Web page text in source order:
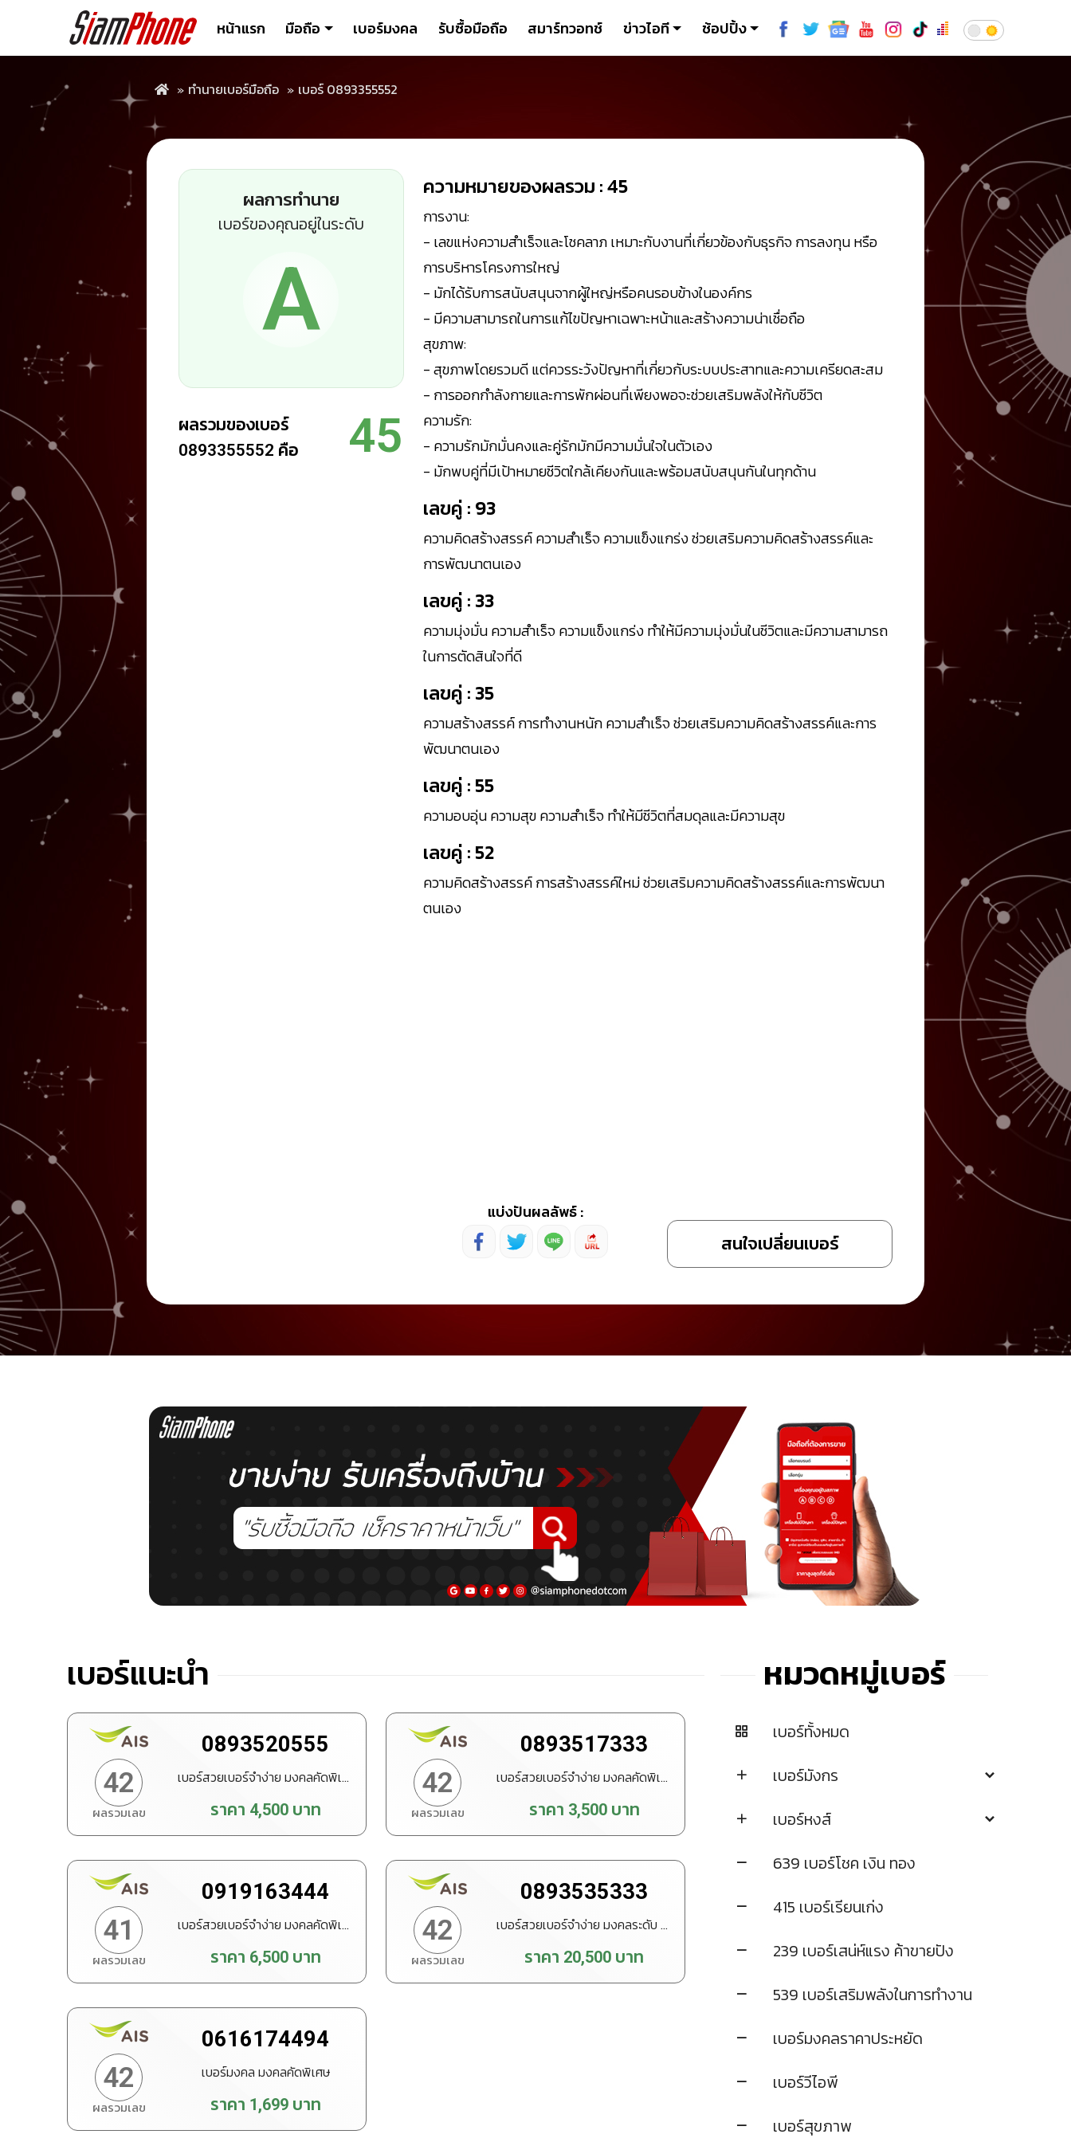
หน้าแรก มือถือ เบอร์มงคล รับซื้อมือถือ สมาร์ทวอทช์ ข่าวไอที ช้อปปิ้ง
ทำนายเบอร์มือถือ เบอร์ 0893355552
ผลการทำนาย
เบอร์ของคุณอยู่ในระดับ
A
ผลรวมของเบอร์
0893355552 คือ 45
ความหมายของผลรวม : 45
การงาน:
- เลขแห่งความสำเร็จและโชคลาภ เหมาะกับงานที่เกี่ยวข้องกับธุรกิจ การลงทุน หรือ
การบริหารโครงการใหญ่
- มักได้รับการสนับสนุนจากผู้ใหญ่หรือคนรอบข้างในองค์กร
- มีความสามารถในการแก้ไขปัญหาเฉพาะหน้าและสร้างความน่าเชื่อถือ
สุขภาพ:
- สุขภาพโดยรวมดี แต่ควรระวังปัญหาที่เกี่ยวกับระบบประสาทและความเครียดสะสม
- การออกกำลังกายและการพักผ่อนที่เพียงพอจะช่วยเสริมพลังให้กับชีวิต
ความรัก:
- ความรักมักมั่นคงและคู่รักมักมีความมั่นใจในตัวเอง
- มักพบคู่ที่มีเป้าหมายชีวิตใกล้เคียงกันและพร้อมสนับสนุนกันในทุกด้าน
เลขคู่ : 93
ความคิดสร้างสรรค์ ความสำเร็จ ความแข็งแกร่ง ช่วยเสริมความคิดสร้างสรรค์และ
การพัฒนาตนเอง
เลขคู่ : 33
ความมุ่งมั่น ความสำเร็จ ความแข็งแกร่ง ทำให้มีความมุ่งมั่นในชีวิตและมีความสามารถ
ในการตัดสินใจที่ดี
เลขคู่ : 35
ความสร้างสรรค์ การทำงานหนัก ความสำเร็จ ช่วยเสริมความคิดสร้างสรรค์และการ
พัฒนาตนเอง
เลขคู่ : 55
ความอบอุ่น ความสุข ความสำเร็จ ทำให้มีชีวิตที่สมดุลและมีความสุข
เลขคู่ : 52
ความคิดสร้างสรรค์ การสร้างสรรค์ใหม่ ช่วยเสริมความคิดสร้างสรรค์และการพัฒนา
ตนเอง
แบ่งปันผลลัพธ์ :
สนใจเปลี่ยนเบอร์
เบอร์แนะนำ
0893520555
42
ผลรวมเลข
เบอร์สวยเบอร์จำง่าย มงคลคัดพิเศษ
ราคา 4,500บาท
ทำนายเบอร์ สั่งซื้อ
0893517333
42
ผลรวมเลข
เบอร์สวยเบอร์จำง่าย มงคลคัดพิเศษ
ราคา 3,500บาท
ทำนายเบอร์ สั่งซื้อ
0919163444
41
ผลรวมเลข
เบอร์สวยเบอร์จำง่าย มงคลคัดพิเศษ
ราคา 6,500บาท
ทำนายเบอร์ สั่งซื้อ
0893535333
42
ผลรวมเลข
เบอร์สวยเบอร์จำง่าย มงคลระดับ VIP
ราคา 20,500 บาท
0616174494
42
ผลรวมเลข
เบอร์มงคล มงคลคัดพิเศษ
ราคา 1,699บาท
หมวดหมู่เบอร์
เบอร์ทั้งหมด
เบอร์มังกร
เบอร์หงส์
639 เบอร์โชค เงิน ทอง
415 เบอร์เรียนเก่ง
239 เบอร์เสน่ห์แรง ค้าขายปัง
539 เบอร์เสริมพลังในการทำงาน
เบอร์มงคลราคาประหยัด
เบอร์วีไอพี
เบอร์สุขภาพ